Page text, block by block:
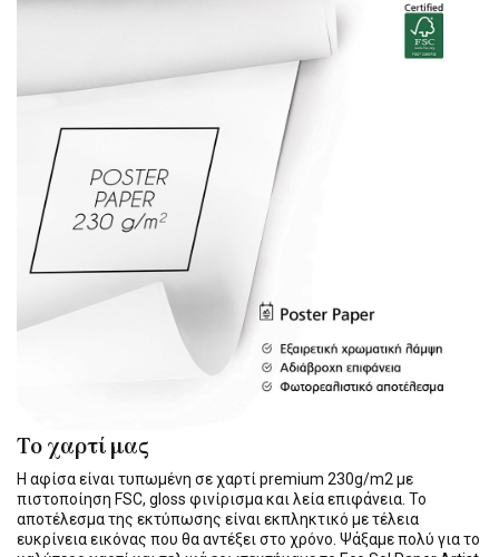
Το χαρτί μας
Η αφίσα είναι τυπωμένη σε χαρτί premium 230g/m2 με
πιστοποίηση FSC, gloss φινίρισμα και λεία επιφάνεια. Το
αποτέλεσμα της εκτύπωσης είναι εκπληκτικό με τέλεια
ευκρίνεια εικόνας που θα αντέξει στο χρόνο. Ψάξαμε πολύ για το